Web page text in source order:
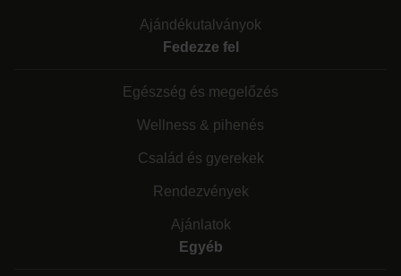
Ajándékutalványok
Fedezze fel
Egészség és megelőzés
Wellness & pihenés
Család és gyerekek
Rendezvények
Ajánlatok
Egyéb